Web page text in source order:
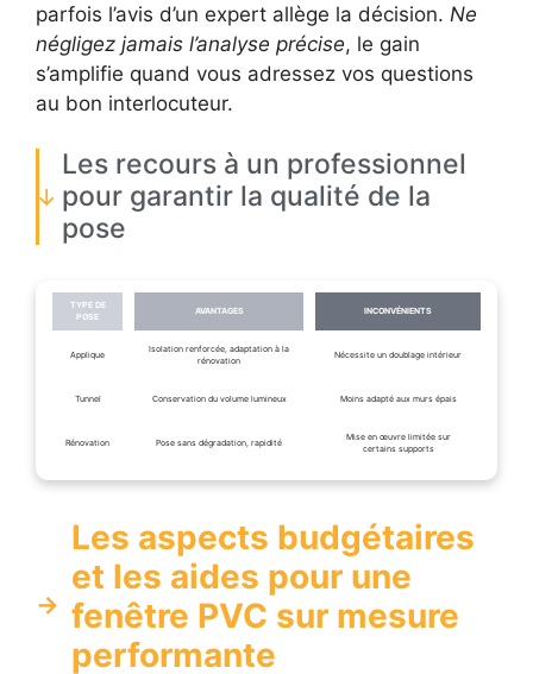
parfois l’avis d’un expert allège la décision. Ne
négligez jamais l’analyse précise, le gain
s’amplifie quand vous adressez vos questions
au bon interlocuteur.
Les recours à un professionnel
pour garantir la qualité de la
pose
TYPE DE
POSE
AVANTAGES INCONVÉNIENTS
Applique
Isolation renforcée, adaptation à la
rénovation
Nécessite un doublage intérieur
Tunnel Conservation du volume lumineux Moins adapté aux murs épais
Rénovation Pose sans dégradation, rapidité
Mise en œuvre limitée sur
certains supports
Les aspects budgétaires
et les aides pour une
fenêtre PVC sur mesure
performante